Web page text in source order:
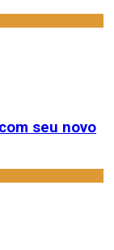
seu novo